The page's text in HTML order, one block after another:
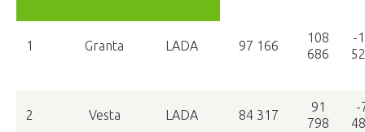
1 Granta LADA 97 166
108
686
-
2 Vesta LADA 84 317
91
798
-